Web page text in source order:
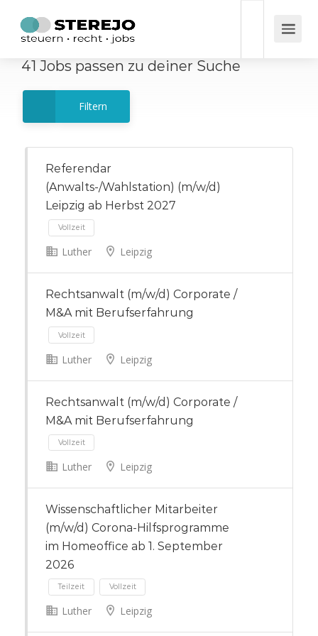
41 Jobs passen zu deiner Suche
Filtern
Referendar
(Anwalts-/Wahlstation) (m/w/d)
Leipzig ab Herbst 2027
Luther Leipzig
Rechtsanwalt (m/w/d) Corporate /
M&A mit Berufserfahrung
Vollzeit
Luther Leipzig
Rechtsanwalt (m/w/d) Corporate /
M&A mit Berufserfahrung
Vollzeit
Luther Leipzig
Wissenschaftlicher Mitarbeiter
(m/w/d) Corona-Hilfsprogramme
im Homeoffice ab 1. September
2026
Luther Leipzig